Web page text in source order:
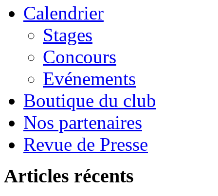
Calendrier
Stages
Concours
Evénements
Boutique du club
Nos partenaires
Revue de Presse
Articles récents